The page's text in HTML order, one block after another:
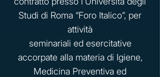
Studi di Roma “Foro Italico”, per
attività
seminariali ed esercitative
accorpate alla materia di Igiene,
Medicina Preventiva ed